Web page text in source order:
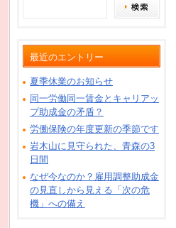
最近のエントリー
夏季休業のお知らせ
同一労働同一賃金とキャリアッ
プ助成金の矛盾？
労働保険の年度更新の季節です
岩木山に見守られた、青森の3
日間
なぜ今なのか？雇用調整助成金
の見直しから見える「次の危
機」への備え